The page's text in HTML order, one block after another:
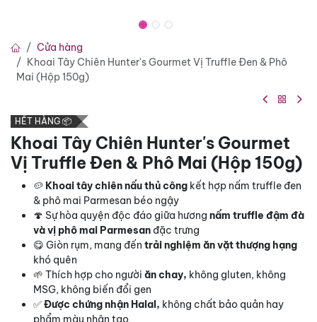
Cửa hàng
Khoai Tây Chiên Hunter's Gourmet Vị Truffle Đen & Phô
Mai (Hộp 150g)
HẾT HÀNG 📦
Khoai Tây Chiên Hunter's Gourmet
Vị Truffle Đen & Phô Mai (Hộp 150g)
🥔 Khoai tây chiên nấu thủ công kết hợp nấm truffle đen
& phô mai Parmesan béo ngậy
🍄 Sự hòa quyện độc đáo giữa hương nấm truffle đậm đà
và vị phô mai Parmesan đặc trưng
😋 Giòn rụm, mang đến trải nghiệm ăn vặt thượng hạng
khó quên
🌱 Thích hợp cho người ăn chay, không gluten, không
MSG, không biến đổi gen
✅Được chứng nhận Halal, không chất bảo quản hay